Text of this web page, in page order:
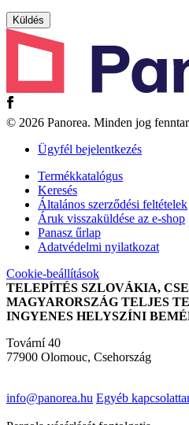
© 2026 Panorea. Minden jog
Ügyfél bejelentkezés
Termékkatalógus
Keresés
Általános szerződési feltételek
Áruk visszaküldése az e-shop
Panasz űrlap
Adatvédelmi nyilatkozat
Cookie-beállítások
TELEPÍTÉS SZLOVÁKIA,
MAGYARORSZÁG TELJES
INGYENES HELYSZÍNI
Tovární 40
77900 Olomouc, Csehország
info@panorea.hu Egyéb